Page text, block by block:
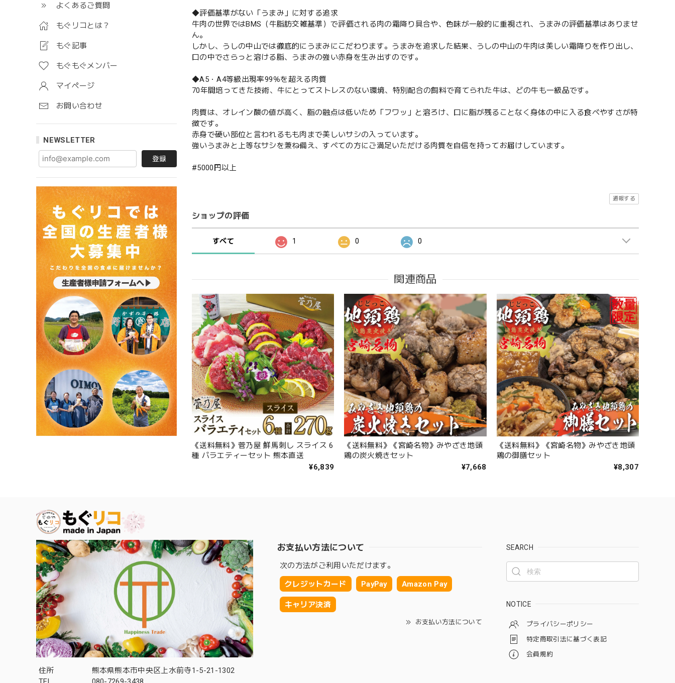
よくあるご質問
もぐリコとは？
もぐ記事
もぐもぐメンバー
マイページ
お問い合わせ
NEWSLETTER
登録
◆評価基準がない「うまみ」に対する追求
牛肉の世界ではBMS（牛脂肪交雑基準）で評価される肉の霜降り具合や、色味が一般的に重視され、うまみの評価基準はありませ
ん。
しかし、うしの中山では徹底的にうまみにこだわります。うまみを追求した結果、うしの中山の牛肉は美しい霜降りを作り出し、
口の中でさらっと溶ける脂、うまみの強い赤身を生み出すのです。
◆A5・A4等級出現率99％を超える肉質
70年間培ってきた技術、牛にとってストレスのない環境、特別配合の飼料で育てられた牛は、どの牛も一級品です。
肉質は、オレイン酸の値が高く、脂の融点は低いため「フワッ」と溶ろけ、口に脂が残ることなく身体の中に入る食べやすさが特
徴です。
赤身で硬い部位と言われるもも肉まで美しいサシの入っています。
強いうまみと上等なサシを兼ね備え、すべての方にご満足いただける肉質を自信を持ってお届けしています。
#5000円以上
通報する
ショップの評価
すべて 1 0 0
関連商品
《送料無料》菅乃屋 鮮馬刺し スライス 6
種 バラエティーセット 熊本直送
¥6,839
《送料無料》《宮崎名物》みやざき地頭
鶏の炭火焼きセット
¥7,668
《送料無料》《宮崎名物》みやざき地頭
鶏の御膳セット
¥8,307
住所
熊本県熊本市中央区上水前寺1-5-21-1302
お支払い方法について
次の方法がご利用いただけます。
クレジットカード PayPay Amazon Pay
キャリア決済
お支払い方法について
SEARCH
NOTICE
プライバシーポリシー
特定商取引法に基づく表記
会員規約